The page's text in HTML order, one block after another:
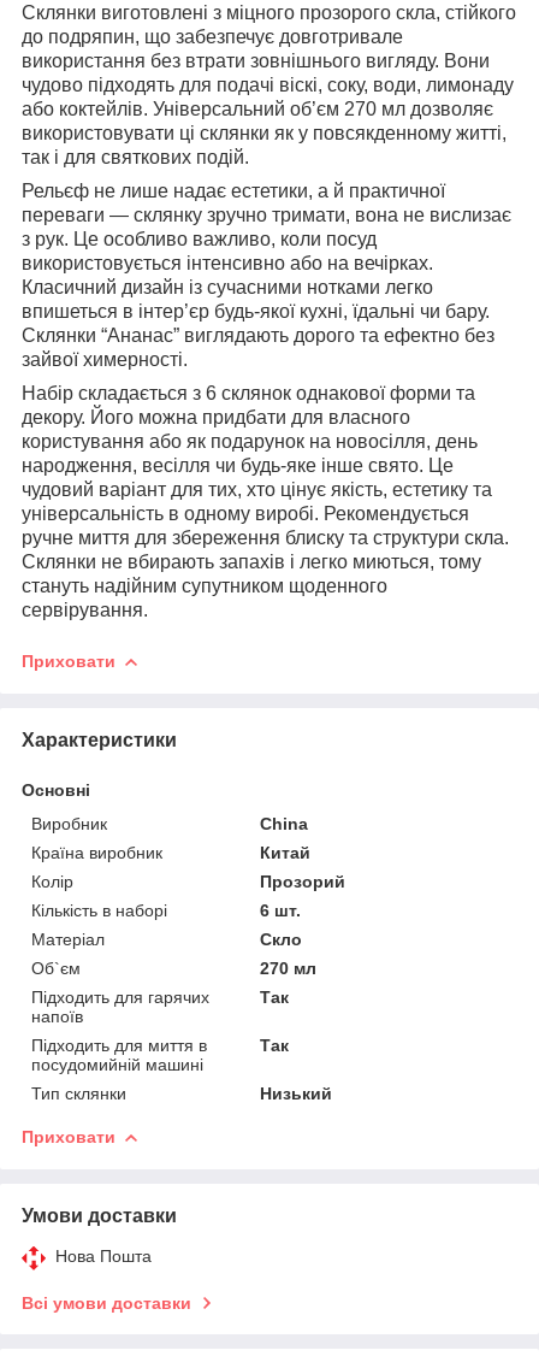
Склянки виготовлені з міцного прозорого скла, стійкого
до подряпин, що забезпечує довготривале
використання без втрати зовнішнього вигляду. Вони
чудово підходять для подачі віскі, соку, води, лимонаду
або коктейлів. Універсальний об’єм 270 мл дозволяє
використовувати ці склянки як у повсякденному житті,
так і для святкових подій.
Рельєф не лише надає естетики, а й практичної
переваги — склянку зручно тримати, вона не вислизає
з рук. Це особливо важливо, коли посуд
використовується інтенсивно або на вечірках.
Класичний дизайн із сучасними нотками легко
впишеться в інтер’єр будь-якої кухні, їдальні чи бару.
Склянки “Ананас” виглядають дорого та ефектно без
зайвої химерності.
Набір складається з 6 склянок однакової форми та
декору. Його можна придбати для власного
користування або як подарунок на новосілля, день
народження, весілля чи будь-яке інше свято. Це
чудовий варіант для тих, хто цінує якість, естетику та
універсальність в одному виробі. Рекомендується
ручне миття для збереження блиску та структури скла.
Склянки не вбирають запахів і легко миються, тому
стануть надійним супутником щоденного
сервірування.
Приховати
Характеристики
Основні
Виробник
China
Країна виробник
Китай
Колір
Прозорий
Кількість в наборі
6 шт.
Матеріал
Скло
Об`єм
270 мл
Підходить для гарячих
напоїв
Так
Підходить для миття в
посудомийній машині
Так
Тип склянки Низький
Приховати
Умови доставки
Нова Пошта
Всі умови доставки